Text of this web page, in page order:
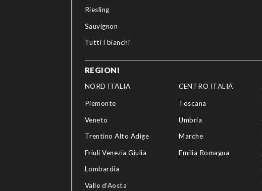
Riesling
Sauvignon
Tutti i bianchi
REGIONI
NORD ITALIA
Piemonte
Veneto
Trentino Alto Adige
Friuli Venezia Giulia
Lombardia
Valle d’Aosta
CENTRO ITALIA
Toscana
Umbria
Marche
Emilia Romagna